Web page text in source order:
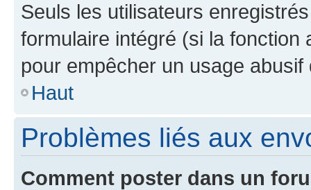
Seuls les utilisateurs
formulaire intégré (si la fonction
pour empêcher un usage
Haut
Problèmes liés aux
Comment poster dans un